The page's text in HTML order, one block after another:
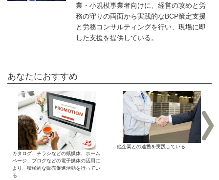
業・小規模事業者向けに、経営の攻めと労
務の守りの両面から実践的なBCP策定支援
と労務コンサルティングを行い、現場に即
した支援を提供している。
あなたにおすすめ
カタログ、チラシなどの紙媒体、ホーム
ページ、ブログなどの電子媒体の活用に
より、積極的な販売促進活動を行ってい
る
他企業との連携を実践している